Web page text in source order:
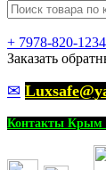
+ 7978-820-1234
Заказать
✉
Контакты Крым